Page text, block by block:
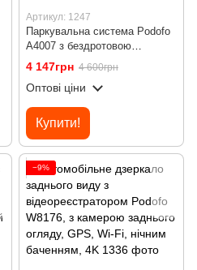
Артикул: 1247
Паркувальна система Podofo
A4007 з бездротовою
камерою заднього виду та
монітором 7" для вантажних
автомобілів і спецтехніки
4 147грн 4 600грн
Оптові ціни
Купити!
−9%